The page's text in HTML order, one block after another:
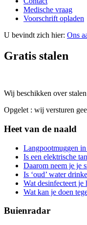
Medische vraag
Voorschrift opladen
U bevindt zich hier: Ons
Gratis stalen
Wij beschikken over
Opgelet : wij versturen
Heet van de naald
Langpootmuggen
Is een elektrische
Daarom neem je je
Is ‘oud’ water
Wat desinfecteert je
Wat kan je doen
Buienradar